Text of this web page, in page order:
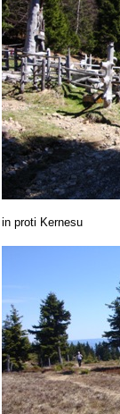
in proti Kernesu